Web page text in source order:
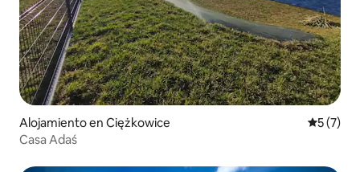
Alojamiento en Ciężkowice
5 (7)
Casa Adaś